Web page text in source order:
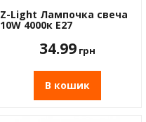
Z-Light Лампочка свеча
10W 4000к Е27
34.99грн
В кошик